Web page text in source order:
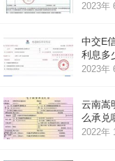
2023年
中交E
利息多
2023年
云南嵩
么承兑
2022年